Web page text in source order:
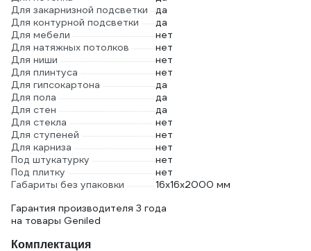
Для закарнизной подсветки
да
Для контурной подсветки
да
Для мебели
нет
Для натяжных потолков
нет
Для ниши
нет
Для плинтуса
нет
Для гипсокартона
да
Для пола
да
Для стен
да
Для стекла
нет
Для ступеней
нет
Для карниза
нет
Под штукатурку
нет
Под плитку
нет
Габариты без упаковки
16х16х2000 мм
Гарантия производителя 3 года
на товары Geniled
Комплектация